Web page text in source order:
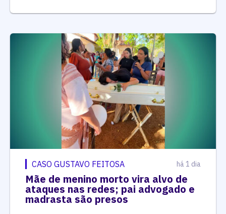
CASO GUSTAVO FEITOSA há 1 dia
Mãe de menino morto vira alvo de
ataques nas redes; pai advogado e
madrasta são presos